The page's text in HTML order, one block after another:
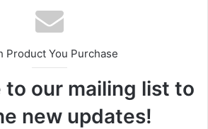
Product You Purchase
to our mailing list to
new updates!